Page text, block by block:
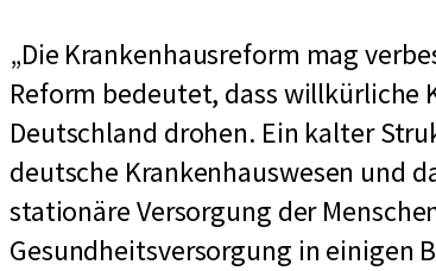
Die Krankenhausreform mag
Reform bedeutet, dass willkürliche
Deutschland drohen. Ein kalter
deutsche Krankenhauswesen und
stationäre Versorgung der
Gesundheitsversorgung in einigen